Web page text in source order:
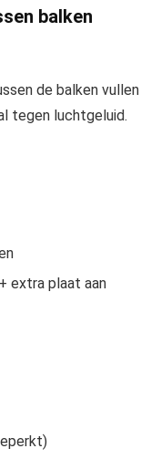
balken
de balken vullen
tegen luchtgeluid.
extra plaat aan